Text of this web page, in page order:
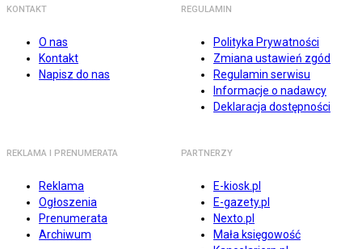
KONTAKT
O nas
Kontakt
Napisz do nas
REGULAMIN
Polityka Prywatności
Zmiana ustawień zgód
Regulamin serwisu
Informacje o nadawcy
Deklaracja dostępności
REKLAMA I PRENUMERATA
Reklama
Ogłoszenia
Prenumerata
Archiwum
PARTNERZY
E-kiosk.pl
E-gazety.pl
Nexto.pl
Mała księgowość